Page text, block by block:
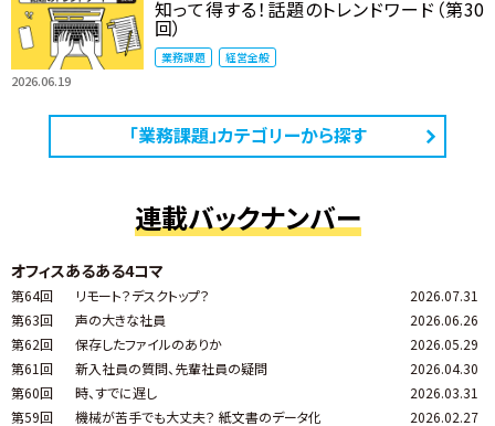
2026.06.19
知って得する！話題のトレンドワード（第30
回）
業務課題 経営全般
「業務課題」カテゴリーから探す
連載バックナンバー
オフィスあるある4コマ
第64回 リモート？デスクトップ？
2026.07.31
第63回
声の大きな社員
2026.06.26
第62回
保存したファイルのありか
2026.05.29
第61回
新入社員の質問、先輩社員の疑問
2026.04.30
第60回
時、すでに遅し
2026.03.31
第59回
機械が苦手でも大丈夫？ 紙文書のデータ化
2026.02.27